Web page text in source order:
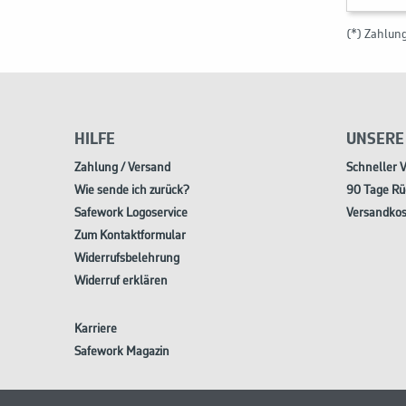
(*)
HILFE
Zahlung / Versand
Wie sende ich zurück?
Safework Logoservice
Zum Kontaktformular
Widerrufsbelehrung
Widerruf erklären
Karriere
Safework Magazin
Schneller
90 Tage